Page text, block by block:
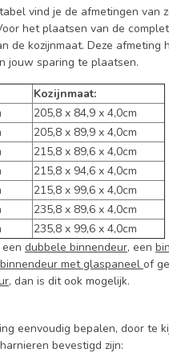
vind je de afmetingen van
het plaatsen van de
de kozijnmaat. Deze afmeting
jouw sparing te plaatsen.
Kozijnmaat:
205,8 x 84,9 x 4,0cm
205,8 x 89,9 x 4,0cm
215,8 x 89,6 x 4,0cm
215,8 x 94,6 x 4,0cm
215,8 x 99,6 x 4,0cm
235,8 x 89,6 x 4,0cm
235,8 x 99,6 x 4,0cm
dubbele binnendeur, een
binnendeur met glaspaneel of
, dan is dit ook mogelijk.
eenvoudig bepalen, door te
bevestigd zijn: